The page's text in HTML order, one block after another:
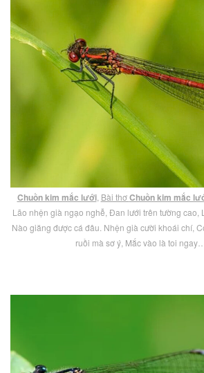
Chuồn kim mắc lưới, Bài thơChuồn kim mắc
Lão nhện già ngạo nghễ, Đan lưới trên tường cao,
Nào giăng được cá đâu. Nhện già cười khoái chí,
ruồi mà sơ ý, Mắc vào là toi ngay…